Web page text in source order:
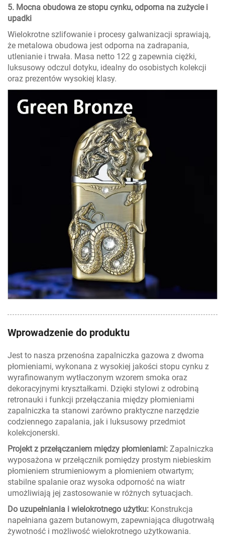
5. Mocna obudowa ze stopu cynku, odporna na zużycie i
upadki
Wielokrotne szlifowanie i procesy galwanizacji sprawiają,
że metalowa obudowa jest odporna na zadrapania,
utlenianie i trwała. Masa netto 122 g zapewnia ciężki,
luksusowy odczul dotyku, idealny do osobistych kolekcji
oraz prezentów wysokiej klasy.
Wprowadzenie do produktu
Jest to nasza przenośna zapalniczka gazowa z dwoma
płomieniami, wykonana z wysokiej jakości stopu cynku z
wyrafinowanym wytłaczonym wzorem smoka oraz
dekoracyjnymi kryształkami. Dzięki stylowi z odrobiną
retronauki i funkcji przełączania między płomieniami
zapalniczka ta stanowi zarówno praktyczne narzędzie
codziennego zapalania, jak i luksusowy przedmiot
kolekcjonerski.
Projekt z przełączaniem między płomieniami: Zapalniczka
wyposażona w przełącznik pomiędzy prostym niebieskim
płomieniem strumieniowym a płomieniem otwartym;
stabilne spalanie oraz wysoka odporność na wiatr
umożliwiają jej zastosowanie w różnych sytuacjach.
Do uzupełniania i wielokrotnego użytku: Konstrukcja
napełniana gazem butanowym, zapewniająca długotrwałą
żywotność i możliwość wielokrotnego użytkowania.